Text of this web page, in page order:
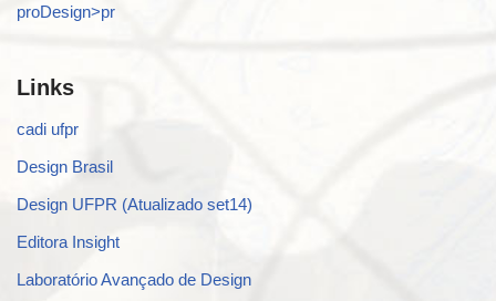
proDesign>pr
Links
cadi ufpr
Design Brasil
Design UFPR (Atualizado set14)
Editora Insight
Laboratório Avançado de Design